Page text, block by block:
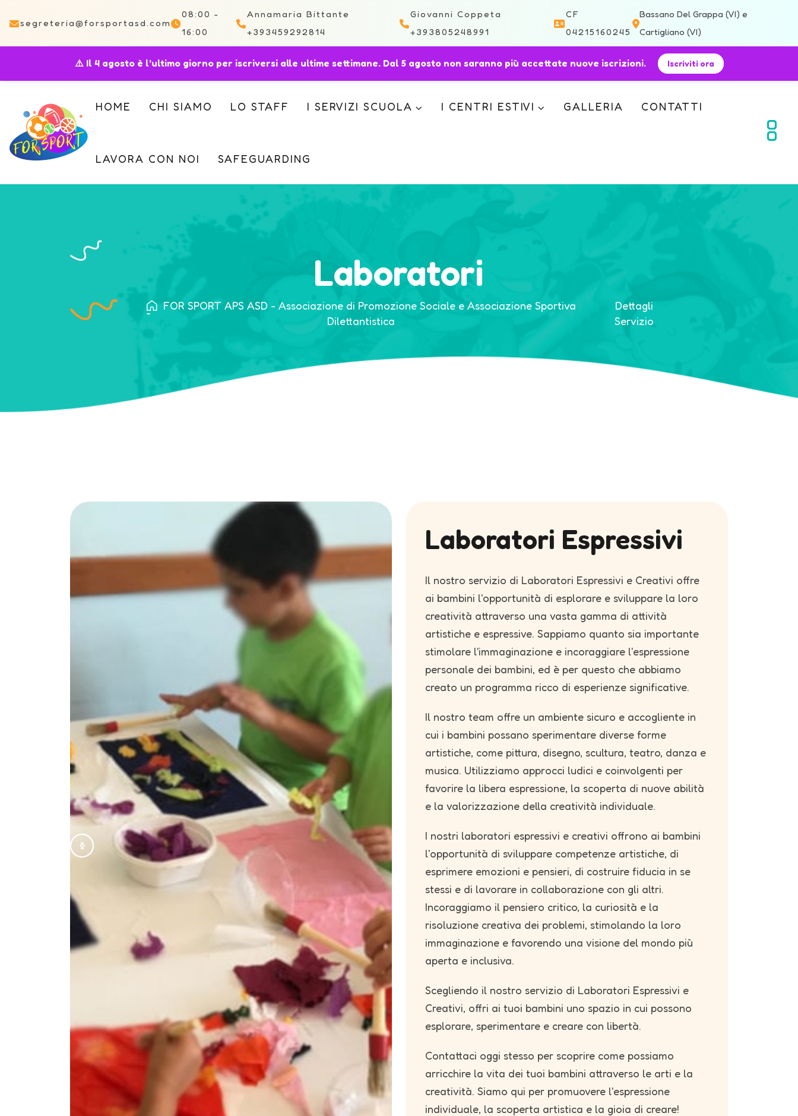
segreteria@forsportasd.com
08:00 -
16:00
Annamaria Bittante
+393459292814
Giovanni Coppeta
+393805248991
CF
04215160245
Bassano Del Grappa (VI) e
Cartigliano (VI)
⚠️ Il 4 agosto è l’ultimo giorno per iscriversi alle ultime settimane. Dal 5 agosto non saranno più accettate nuove iscrizioni. Iscriviti ora
HOME CHI SIAMO LO STAFF I SERVIZI SCUOLA I CENTRI ESTIVI GALLERIA CONTATTI
LAVORA CON NOI SAFEGUARDING
Laboratori
FOR SPORT APS ASD - Associazione di Promozione Sociale e Associazione Sportiva
Dilettantistica
Dettagli
Servizio
Laboratori Espressivi
Il nostro servizio di Laboratori Espressivi e Creativi offre
ai bambini l'opportunità di esplorare e sviluppare la loro
creatività attraverso una vasta gamma di attività
artistiche e espressive. Sappiamo quanto sia importante
stimolare l'immaginazione e incoraggiare l'espressione
personale dei bambini, ed è per questo che abbiamo
creato un programma ricco di esperienze significative.
Il nostro team offre un ambiente sicuro e accogliente in
cui i bambini possano sperimentare diverse forme
artistiche, come pittura, disegno, scultura, teatro, danza e
musica. Utilizziamo approcci ludici e coinvolgenti per
favorire la libera espressione, la scoperta di nuove abilità
e la valorizzazione della creatività individuale.
I nostri laboratori espressivi e creativi offrono ai bambini
l'opportunità di sviluppare competenze artistiche, di
esprimere emozioni e pensieri, di costruire fiducia in se
stessi e di lavorare in collaborazione con gli altri.
Incoraggiamo il pensiero critico, la curiosità e la
risoluzione creativa dei problemi, stimolando la loro
immaginazione e favorendo una visione del mondo più
aperta e inclusiva.
Scegliendo il nostro servizio di Laboratori Espressivi e
Creativi, offri ai tuoi bambini uno spazio in cui possono
esplorare, sperimentare e creare con libertà.
Contattaci oggi stesso per scoprire come possiamo
arricchire la vita dei tuoi bambini attraverso le arti e la
creatività. Siamo qui per promuovere l'espressione
individuale, la scoperta artistica e la gioia di creare!